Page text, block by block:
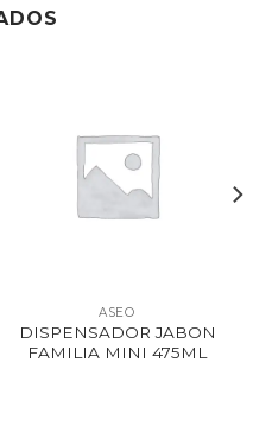
ASEO
DISPENSADOR JABON
FAMILIA MINI 475ML